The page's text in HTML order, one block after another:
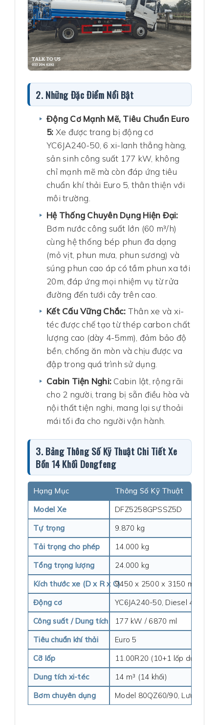
2. Những Đặc Điểm Nổi Bật
Động Cơ Mạnh Mẽ, Tiêu Chuẩn Euro
5: Xe được trang bị động cơ
YC6JA240-50, 6 xi-lanh thẳng hàng,
sản sinh công suất 177 kW, không
chỉ mạnh mẽ mà còn đáp ứng tiêu
chuẩn khí thải Euro 5, thân thiện với
môi trường.
Hệ Thống Chuyên Dụng Hiện Đại:
Bơm nước công suất lớn (60 m³/h)
cùng hệ thống bép phun đa dạng
(mỏ vịt, phun mưa, phun sương) và
súng phun cao áp có tầm phun xa tới
20m, đáp ứng mọi nhiệm vụ từ rửa
đường đến tưới cây trên cao.
Kết Cấu Vững Chắc: Thân xe và xi-
téc được chế tạo từ thép carbon chất
lượng cao (dày 4-5mm), đảm bảo độ
bền, chống ăn mòn và chịu được va
đập trong quá trình sử dụng.
Cabin Tiện Nghi: Cabin lật, rộng rãi
cho 2 người, trang bị sẵn điều hòa và
nội thất tiện nghi, mang lại sự thoải
mái tối đa cho người vận hành.
3. Bảng Thông Số Kỹ Thuật Chi Tiết Xe
Bồn 14 Khối Dongfeng
Hạng Mục
Thông Số Kỹ Thuật
Model Xe
DFZ5258GPSSZ5D
Tự trọng
9.870 kg
Tải trọng cho phép
14.000 kg
Tổng trọng lượng
24.000 kg
Kích thước xe (D x R x C)9450 x 2500 x 3150 mm
Động cơ
YC6JA240-50, Diesel 4 kỳ, 6
Công suất / Dung tích
177 kW / 6870 ml
Tiêu chuẩn khí thải
Euro 5
Cỡ lốp
11.00R20 (10+1 lốp dự
Dung tích xi-téc
14 m³ (14 khối)
Bơm chuyên dụng
Model 80QZ60/90, Lưu lượng